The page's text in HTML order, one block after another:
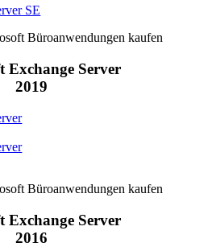
SE
Exchange Server
2019
Exchange Server
2016